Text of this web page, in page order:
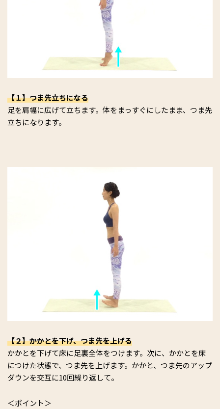
【１】つま先立ちになる
足を肩幅に広げて立ちます。体をまっすぐにしたまま、つま先
立ちになります。
【２】かかとを下げ、つま先を上げる
かかとを下げて床に足裏全体をつけます。次に、かかとを床
につけた状態で、つま先を上げます。かかと、つま先のアップ
ダウンを交互に10回繰り返して。
＜ポイント＞